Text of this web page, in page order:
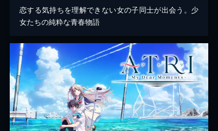
恋する気持ちを理解できない女の子同士が出会う。少
女たちの純粋な青春物語